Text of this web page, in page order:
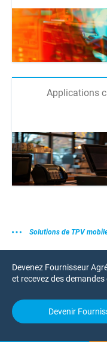
Applications
Solutions de TPV
Devenez Fournisseur
et recevez des
Devenir